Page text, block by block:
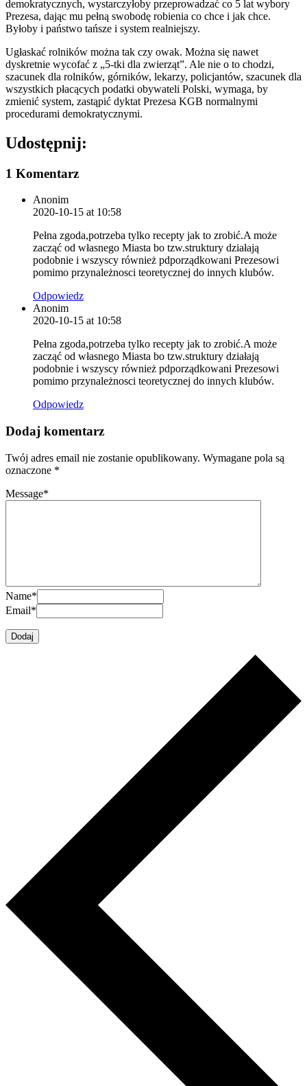
demokratycznych, wystarczyłoby przeprowadzać co 5 lat wybory
Prezesa, dając mu pełną swobodę robienia co chce i jak chce.
Byłoby i państwo tańsze i system realniejszy.
Ugłaskać rolników można tak czy owak. Można się nawet
dyskretnie wycofać z „5-tki dla zwierząt”. Ale nie o to chodzi,
szacunek dla rolników, górników, lekarzy, policjantów, szacunek dla
wszystkich płacących podatki obywateli Polski, wymaga, by
zmienić system, zastąpić dyktat Prezesa KGB normalnymi
procedurami demokratycznymi.
Udostępnij:
1 Komentarz
Anonim
2020-10-15 at 10:58
Pełna zgoda,potrzeba tylko recepty jak to zrobić.A może
zacząć od własnego Miasta bo tzw.struktury działają
podobnie i wszyscy również pdporządkowani Prezesowi
pomimo przynależnosci teoretycznej do innych klubów.
Odpowiedz
Anonim
2020-10-15 at 10:58
Pełna zgoda,potrzeba tylko recepty jak to zrobić.A może
zacząć od własnego Miasta bo tzw.struktury działają
podobnie i wszyscy również pdporządkowani Prezesowi
pomimo przynależnosci teoretycznej do innych klubów.
Odpowiedz
Dodaj komentarz
Twój adres email nie zostanie opublikowany. Wymagane pola są
oznaczone *
Message*
Name*
Email*